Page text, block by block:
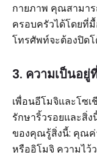
กายภาพ คุณสามาร
ครอบครัวได้โดยที่
โทรศัพท์จะต้องปิด
3. ความเป็นอ
เพื่อนอีโมจิและโซเ
รักษาริ้วรอยและสิ่ง
ของคุณรู้สิ่งนี้: คุณค่
หรืออิโมจิ ความไว้